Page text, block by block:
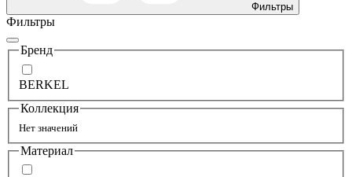
Фильтры
Фильтры
Бренд
BERKEL
Коллекция
Нет значений
Материал